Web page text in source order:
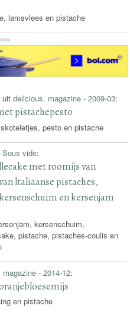
lamsvlees en pistache
uitdelicious. magazine - 2009-03:
pistachepesto
pesto en pistache
Sous vide:
met roomijs van
ltaliaanse pistaches,
en kersenjam
kersenschuim,
pistache, pistaches-coulis en
- 2014-12:
en pistache